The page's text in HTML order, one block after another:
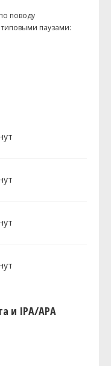
поводу
типовыми паузами:
и IPA/APA